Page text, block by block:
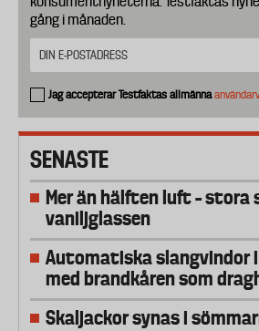
gång i månaden.
Jag accepterar Testfaktas allmänna
SENASTE
Mer än hälften luft – stora
vaniljglassen
Automatiska slangvindor
med brandkåren som
Skaljackor synas i